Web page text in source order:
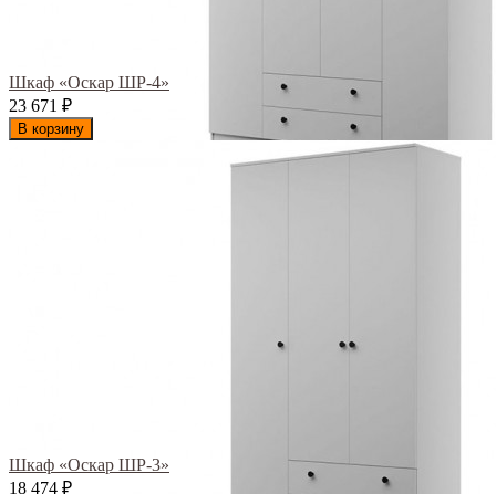
Шкаф «Оскар ШР-4»
23 671
₽
В корзину
Шкаф «Оскар ШР-3»
18 474 ₽